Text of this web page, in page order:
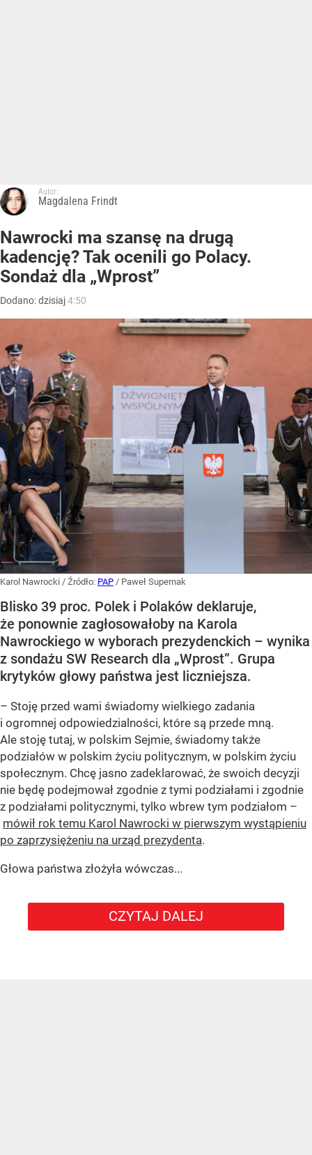
Autor:
Magdalena Frindt
Nawrocki ma szansę na drugą
kadencję? Tak ocenili go Polacy.
Sondaż dla „Wprost”
Dodano:dzisiaj4:50
Karol Nawrocki / Źródło: PAP / Paweł Supernak
Blisko 39 proc. Polek i Polaków deklaruje,
że ponownie zagłosowałoby na Karola
Nawrockiego w wyborach prezydenckich – wynika
z sondażu SW Research dla „Wprost”. Grupa
krytyków głowy państwa jest liczniejsza.
– Stoję przed wami świadomy wielkiego zadania
i ogromnej odpowiedzialności, które są przede mną.
Ale stoję tutaj, w polskim Sejmie, świadomy także
podziałów w polskim życiu politycznym, w polskim życiu
społecznym. Chcę jasno zadeklarować, że swoich decyzji
nie będę podejmował zgodnie z tymi podziałami i zgodnie
z podziałami politycznymi, tylko wbrew tym podziałom –
mówił rok temu Karol Nawrocki w pierwszym wystąpieniu
po zaprzysiężeniu na urząd prezydenta.
Głowa państwa złożyła wówczas...
CZYTAJ DALEJ